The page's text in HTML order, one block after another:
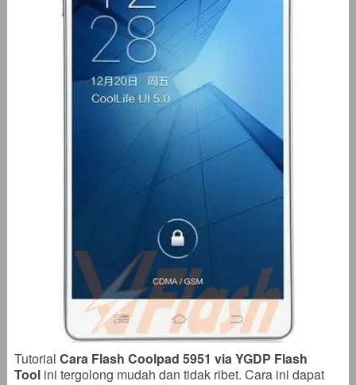
Tutorial Cara Flash Coolpad 5951 via YGDP Flash
Toolini tergolong mudah dan tidak ribet. Cara ini dapat